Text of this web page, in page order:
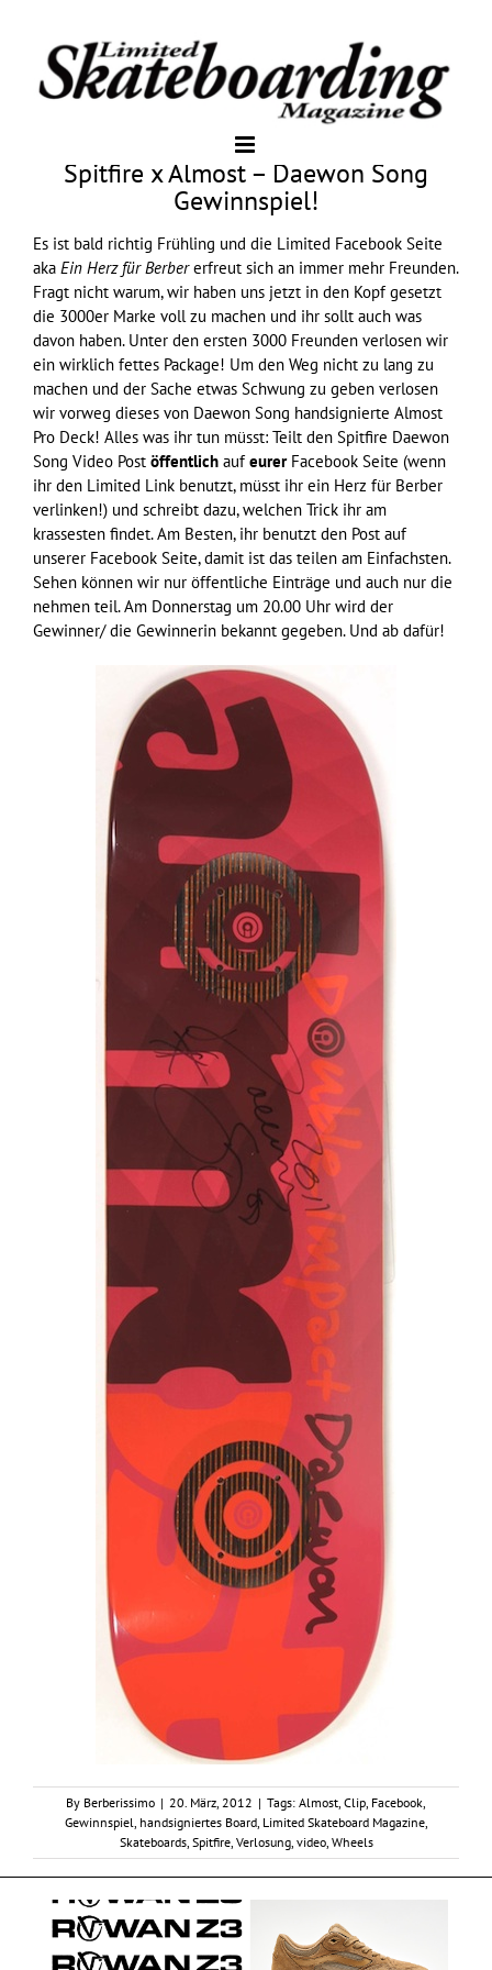
Spitfire x Almost – Daewon Song
Gewinnspiel!
Es ist bald richtig Frühling und die Limited Facebook Seite
aka Ein Herz für Berbererfreut sich an immer mehr Freunden.
Fragt nicht warum, wir haben uns jetzt in den Kopf gesetzt
die 3000er Marke voll zu machen und ihr sollt auch was
davon haben. Unter den ersten 3000 Freunden verlosen wir
ein wirklich fettes Package! Um den Weg nicht zu lang zu
machen und der Sache etwas Schwung zu geben verlosen
wir vorweg dieses von Daewon Song handsignierte Almost
Pro Deck! Alles was ihr tun müsst: Teilt den Spitfire Daewon
Song Video Post öffentlich aufeurerFacebook Seite (wenn
ihr den Limited Link benutzt, müsst ihr ein Herz für Berber
verlinken!) und schreibt dazu, welchen Trick ihr am
krassesten findet. Am Besten, ihr benutzt den Post auf
unserer Facebook Seite, damit ist das teilen am Einfachsten.
Sehen können wir nur öffentliche Einträge und auch nur die
nehmen teil. Am Donnerstag um 20.00 Uhr wird der
Gewinner/ die Gewinnerin bekannt gegeben. Und ab dafür!
By Berberissimo | 20. März, 2012 | Tags: Almost Clip Facebook
Gewinnspiel handsigniertes Board, Limited Skateboard Magazine,
Skateboards, Spitfire, Verlosung, video, Wheels